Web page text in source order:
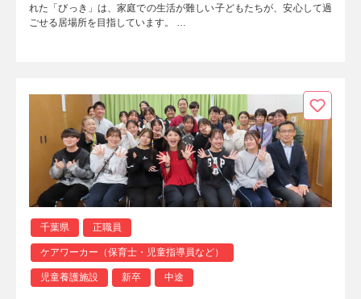
れた「びっき」は、家庭での生活が難しい子どもたちが、安心して過
ごせる居場所を目指しています。 …
千葉県 正職員
ケアワーカー（保育士・児童指導員など）
児童養護施設 新卒 中途